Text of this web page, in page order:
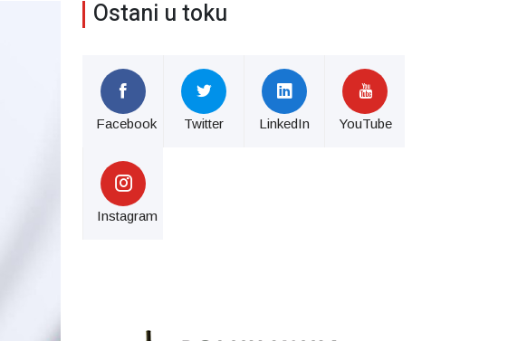
Ostani u toku
Facebook Twitter LinkedIn YouTube
Instagram